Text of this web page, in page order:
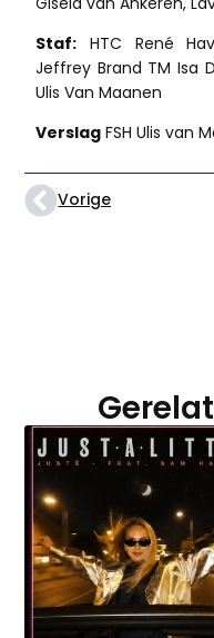
Staf: HTC René
Jeffrey Brand TM Isa
Ulis Van Maanen
Verslag FSH Ulis van
Vorige